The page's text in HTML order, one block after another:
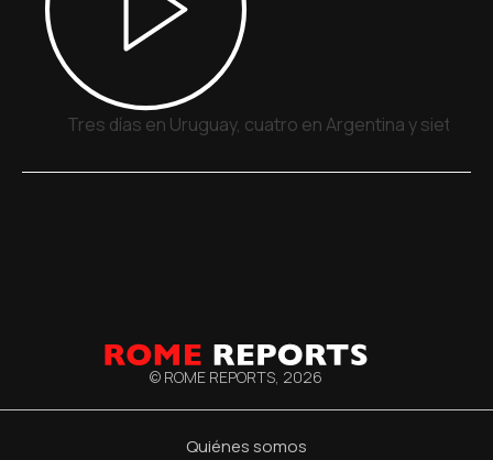
Tres días en Uruguay, cuatro en Argentina y siete
© ROME REPORTS, 2026
Quiénes somos